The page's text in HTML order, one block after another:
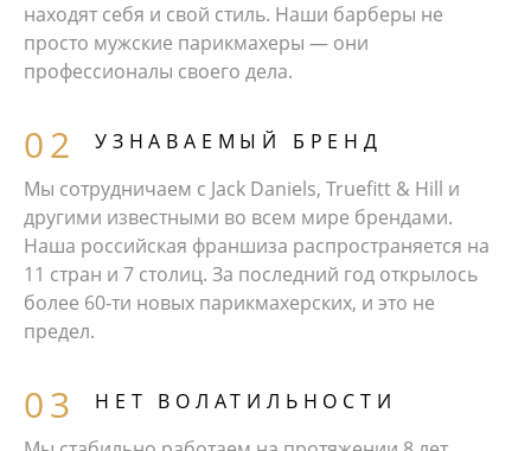
находят себя и свой стиль. Наши барберы не
просто мужские парикмахеры — они
профессионалы своего дела.
УЗНАВАЕМЫЙ БРЕНД
Мы сотрудничаем с Jack Daniels, Truefitt & Hill и
другими известными во всем мире брендами.
Наша российская франшиза распространяется на
11 стран и 7 столиц. За последний год открылось
более 60‑ти новых парикмахерских, и это не
предел.
НЕТ ВОЛАТИЛЬНОСТИ